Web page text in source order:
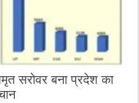
सरोवर बना प्रदेश का